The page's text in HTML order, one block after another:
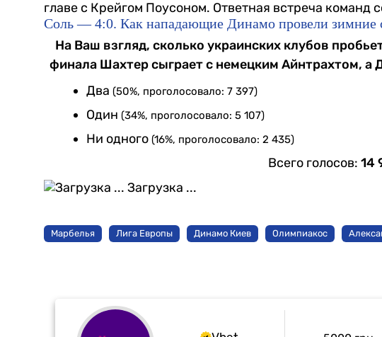
главе с Крейгом Поусоном. Ответная встреча команд
Соль — 4:0. Как нападающие Динамо провели зимние
На Ваш взгляд, сколько украинских клубов
финала Шахтер сыграет с немецким Айнтрахтом,
Два (50%, проголосовало: 7 397)
Один (34%, проголосовало: 5 107)
Ни одного (16%, проголосовало: 2 435)
Всего голосов: 14
Загрузка ...
Марбелья Лига Европы Динамо Киев Олимпиакос